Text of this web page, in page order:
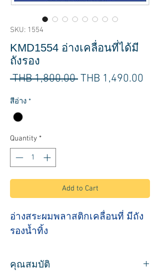
SKU: 1554
KMD1554 อ่างเคลื่อนที่ได้มี
ถังรอง
THB 1,800.00 Regular
THB 1,490.00
สีอ่าง *
Quantity *
Add to Cart
อ่างสระผมพลาสติกเคลื่อนที่ มีถัง
รองน้ำทิ้ง
คุณสมบัติ